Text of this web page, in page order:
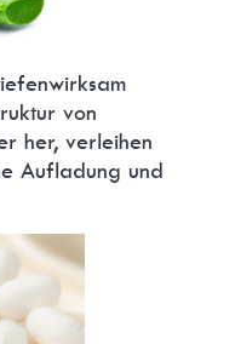
von
her, verleihen
Aufladung und